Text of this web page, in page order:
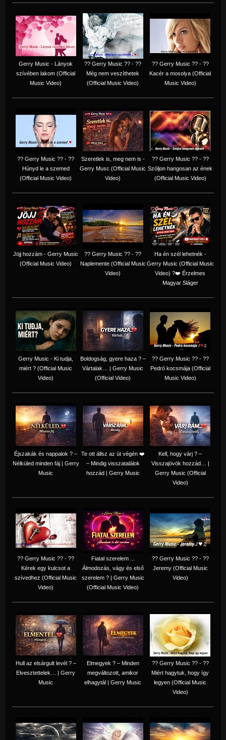
Gerry Music - Lányok
szívében lakom (Official
Music Video)
?? Gerry Music ?? - ??
Még nem veszíthetek
(Official Music Video)
?? Gerry Music ?? - ??
Kacér a mosolya (Official
Music Video)
?? Gerry Music ?? - ??
Húnyd le a szemed
(Official Music Video)
Szeretlek is, meg nem is -
Gerry Musc (Official Music
Video)
?? Gerry Music ?? - ??
Szóljon hangosan az ének
(Official Music Video)
Jöjj hozzám - Gerry Music
(Official Music Video)
?? Gerry Music ?? - ??
Naplemente (Official Music
Video)
Ha én szél lehetnék -
Gerry Music (Official Music
Video) ?️❤️ Érzelmes
Magyar Sláger
Gerry Music - Ki tudja,
miért ? (Official Music
Video)
Boldogság, gyere haza ? –
Vártalak… | Gerry Music
(Official Video)
?? Gerry Music ?? - ??
Pedró kocsmája (Official
Music Video)
Éjszakák és nappalok ? –
Nélküled minden fáj | Gerry
Music
Te ott állsz az út végén ❤️
– Mindig visszatalálok
hozzád | Gerry Music
Kell, hogy várj ? –
Visszajövök hozzád… |
Gerry Music (Official
Video)
?? Gerry Music ?? - ??
Kérek egy kulcsot a
szívedhez (Official Music
Video)
Fiatal szerelem ...
Álmodozás, vágy és első
szerelem ? | Gerry Music
(Official Music Video)
?? Gerry Music ?? - ??
Jeremy (Official Music
Video)
Hull az elsárgult levél ? –
Elvesztettelek… | Gerry
Music
Elmegyek ? – Minden
megváltozott, amikor
elhagytál | Gerry Music
?? Gerry Music ?? - ??
Miért hagytuk, hogy így
legyen (Official Music
Video)